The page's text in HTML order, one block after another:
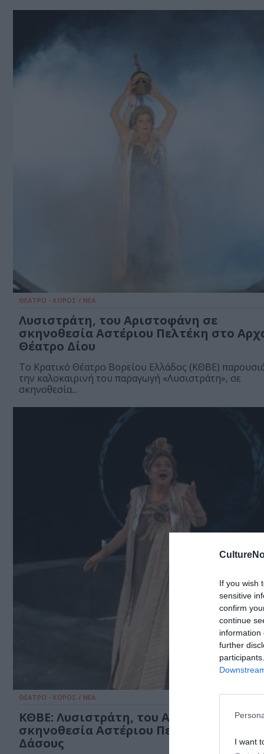
If you wish
sensitive
confirm
continue
information
further
I want
ΘΕΑΤΡΟ - ΧΟΡΟΣ / ΝΕΑ
Λυσιστράτη, του Αριστοφάνη σε
σκηνοθεσία Αστέριου Πελτέκη στο
Θέατρο Δίου
Το Κρατικό Θέατρο Βορείου Ελλάδος (ΚΘΒΕ)
την καλοκαιρινή του παραγωγή «Λυσιστράτη», σε
σκηνοθεσία...
ΘΕΑΤΡΟ - ΧΟΡΟΣ / ΝΕΑ
ΚΘΒΕ: Λυσιστράτη, του Αριστοφάνη σε
σκηνοθεσία Αστέριου Πελτέκη στο
Δάσους